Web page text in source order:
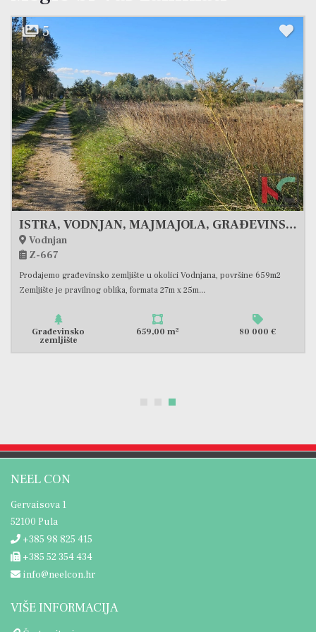
5
ISTRA, VODNJAN, MAJMAJOLA, GRAĐEVINSKO ZEMLJIŠTE 659M2 #PRODAJA
Vodnjan
Z-667
Prodajemo građevinsko zemljište u okolici Vodnjana, površine 659m2
Zemljište je pravilnog oblika, formata 27m x 25m...
Građevinsko
zemljište
659,00 m2 80 000 €
NEEL CON
Gervaisova 1
52100 Pula
+385 98 825 415
+385 52 354 434
info@neelcon.hr
VIŠE INFORMACIJA